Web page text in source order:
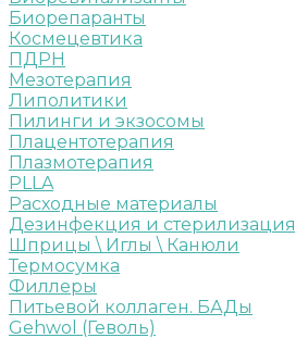
Биорепаранты
Космецевтика
ПДРН
Мезотерапия
Липолитики
Пилинги и экзосомы
Плацентотерапия
Плазмотерапия
PLLA
Расходные материалы
Дезинфекция и стерилизация
Шприцы \ Иглы \ Канюли
Термосумка
Филлеры
Питьевой коллаген. БАДы
Gehwol (Геволь)